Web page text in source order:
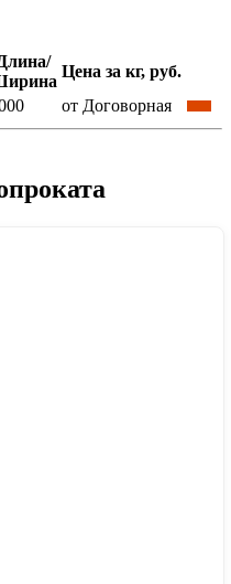
Цена за кг, руб.
от Договорная